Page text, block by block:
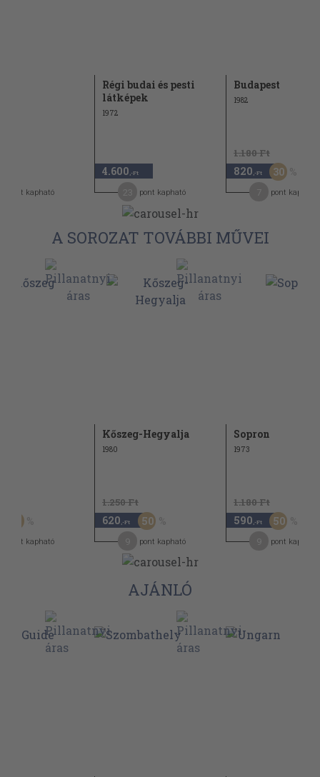
pont kapható
Régi budai és pesti
látképek
1972
4.600 ,-Ft
pont kapható
Budapest
1982
1.180 Ft
820 ,-Ft 30
pont kapható
A SOROZAT TOVÁBBI MŰVEI
pont kapható
Kőszeg-Hegyalja
1980
1.250 Ft
620 ,-Ft 50
pont kapható
Sopron
1973
1.180 Ft
590 ,-Ft 50
pont kapható
AJÁNLÓ